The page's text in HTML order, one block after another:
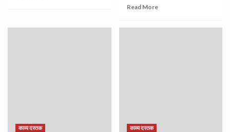
Read More
काव्य दस्तक काव्य दस्तक